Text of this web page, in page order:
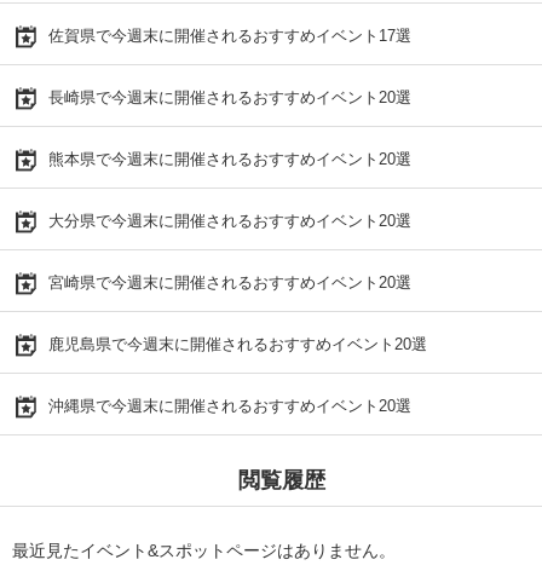
佐賀県で今週末に開催されるおすすめイベント17選
長崎県で今週末に開催されるおすすめイベント20選
熊本県で今週末に開催されるおすすめイベント20選
大分県で今週末に開催されるおすすめイベント20選
宮崎県で今週末に開催されるおすすめイベント20選
鹿児島県で今週末に開催されるおすすめイベント20選
沖縄県で今週末に開催されるおすすめイベント20選
閲覧履歴
最近見たイベント&スポットページはありません。